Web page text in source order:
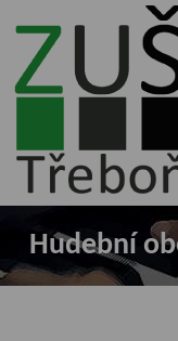
ZUŠ Třeboň -
Základní
umělecká
Hudební